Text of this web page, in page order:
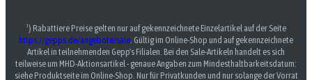
¹) Rabattiere Preise gelten nur auf gekennzeichnete Einzelartikel auf der Seite
https://gepps.de/angebote/sale. Gültig im Online-Shop und auf gekennzeichnete
Artikel in teilnehmenden Gepp's Filialen. Bei den Sale-Artikeln handelt es sich
teilweise um MHD-Aktionsartikel - genaue Angaben zum Mindesthaltbarkeitsdatum:
siehe Produktseite im Online-Shop. Nur für Privatkunden und nur solange der Vorrat